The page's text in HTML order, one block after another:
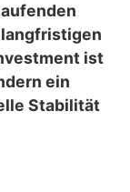
langfristigen
ist
ein
Stabilität